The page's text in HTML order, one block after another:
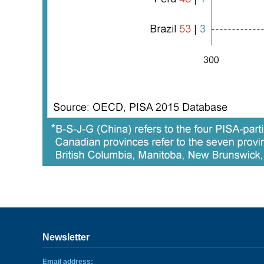
Newsletter
Email address: